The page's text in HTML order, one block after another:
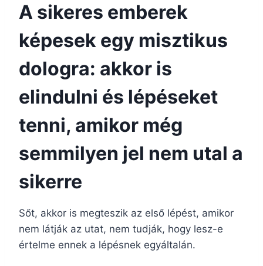
A sikeres emberek
képesek egy misztikus
dologra: akkor is
elindulni és lépéseket
tenni, amikor még
semmilyen jel nem utal a
sikerre
Sőt, akkor is megteszik az első lépést, amikor
nem látják az utat, nem tudják, hogy lesz-e
értelme ennek a lépésnek egyáltalán.